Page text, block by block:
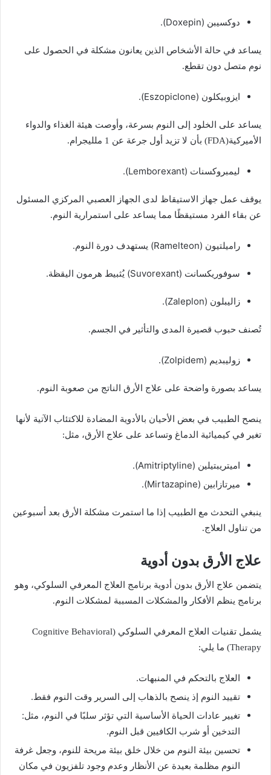
دوكسيبن (Doxepin).
يساعد في حالة الأشخاص الذين يعانون مشكلة في الحصول على
نوم متصل دون تقطع.
ايزوبيكلون (Eszopiclone).
يساعد على الخلود إلى النوم بسرعة، وأوصت هيئة الغذاء والدواء
الأميركية(FDA) بأن لا تزيد أول جرعة عن 1 ملليجرام.
ليمبروكسنات (Lemborexant).
يوقف عمل جهاز الاستيقاظ لدى الجهاز العصبي المركزي المسئول
عن بقاء الفرد مستيقظًا مما يساعد على استمرارية النوم.
راميلتيون (Ramelteon) يستهدف دورة النوم.
سوفوريكسانت (Suvorexant) يُثبيط هرمون اليقظة.
زاليبلون (Zaleplon).
تُصنف حبوب قصيرة المدى والتأثير في الجسم.
زوليبديم (Zolpidem).
يساعد بصورة واضحة على علاج الأرق الناتج من صعوبة النوم.
ينصح الطبيب في بعض الأحيان بالأدوية المضادة للاكتئاب الآتية لأنها
تغير في كيميائية الدماغ وتساعد على علاج الأرق، مثل:
اميتريبتيلين (Amitriptyline).
ميرتازابين (Mirtazapine).
ينبغي التحدث مع الطبيب إذا ما استمرت مشكلة الأرق بعد أسبوعين
من تناول العلاج.
علاج الأرق بدون أدوية
يتضمن علاج الأرق بدون أدوية برنامج العلاج المعرفي السلوكي، وهو
برنامج ينظم الأفكار والمشكلات المسببة لمشكلات النوم.
يشمل تقنيات العلاج المعرفي السلوكي (Cognitive Behavioral
Therapy) ما يلي:
العلاج بالتحكم في المنبهات.
تقييد النوم إذ ينصح بالذهاب إلى السرير وقت النوم فقط.
تغيير عادات الحياة الأساسية التي تؤثر سلبًا في النوم، مثل:
التدخين أو شرب الكافيين قبل النوم.
تحسين بيئة النوم من خلال خلق بيئة مريحة للنوم، وجعل غرفة
النوم مظلمة بعيدة عن الأنظار وعدم وجود تلفزيون في مكان